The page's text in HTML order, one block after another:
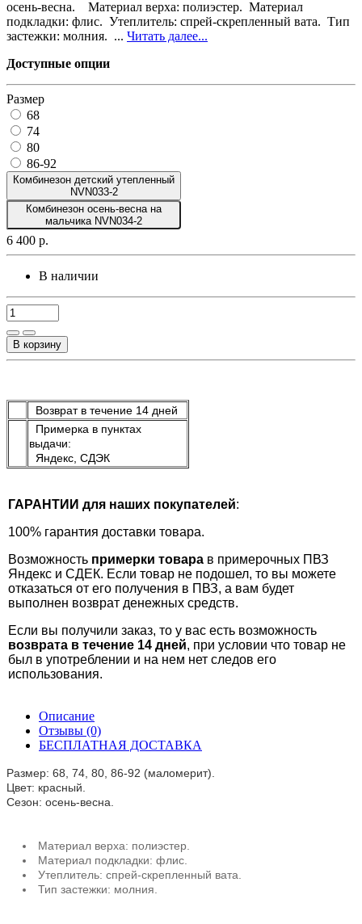
осень-весна. Материал верха: полиэстер. Материал
подкладки: флис. Утеплитель: спрей-скрепленный вата. Тип
застежки: молния. ... Читать далее...
Доступные опции
Размер
68
74
80
86-92
Комбинезон детский утепленный
NVN033-2
Комбинезон осень-весна на
мальчика NVN034-2
6 400 р.
В наличии
В корзину
Возврат в течение 14 дней
Примерка в пунктах
выдачи:
Яндекс, СДЭК
ГАРАНТИИ для наших покупателей:
100% гарантия доставки товара.
Возможность примерки товара в примерочных ПВЗ
Яндекс и СДЕК. Если товар не подошел, то вы можете
отказаться от его получения в ПВЗ, а вам будет
выполнен возврат денежных средств.
Если вы получили заказ, то у вас есть возможность
возврата в течение 14 дней, при условии что товар не
был в употреблении и на нем нет следов его
использования.
Описание
Отзывы (0)
БЕСПЛАТНАЯ ДОСТАВКА
Размер: 68, 74, 80, 86-92 (маломерит).
Цвет: красный.
Сезон: осень-весна.
Материал верха: полиэстер.
Материал подкладки: флис.
Утеплитель: спрей-скрепленный вата.
Тип застежки: молния.